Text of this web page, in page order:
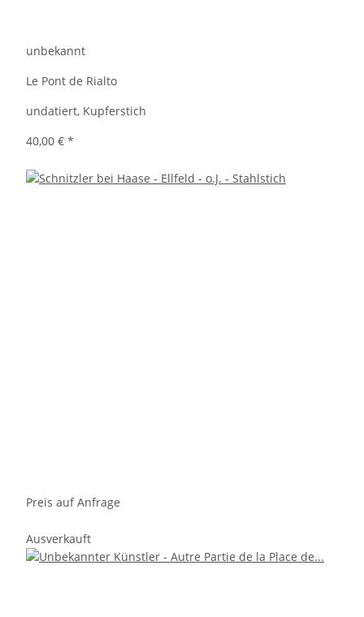
unbekannt
Le Pont de Rialto
undatiert, Kupferstich
40,00 € *
Preis auf Anfrage
Ausverkauft